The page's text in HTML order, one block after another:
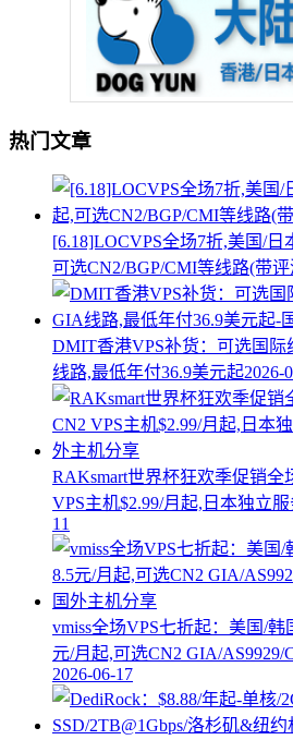
热门文章
[6.18]LOCVPS全场7折,美国/日
可选CN2/BGP/CMI等线路(带评
DMIT香港VPS补货：可选国际
线路,最低年付36.9美元起2026-
RAKsmart世界杯狂欢季促销全
VPS主机$2.99/月起,日本独立
11
vmiss全场VPS七折起：美国/
元/月起,可选CN2 GIA/
2026-06-17